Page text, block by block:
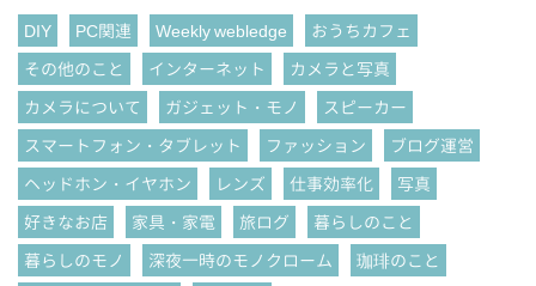
DIY PC関連 Weekly webledge
おうちカフェ
その他のこと
インターネット
カメラと写真
カメラについて
ガジェット・モノ
スピーカー
スマートフォン・タブレット
ファッション
ブログ運営
ヘッドホン・イヤホン
レンズ 仕事効率化
写真
好きなお店
家具・家電 旅ログ
暮らしのこと
暮らしのモノ
深夜一時のモノクローム
珈琲のこと